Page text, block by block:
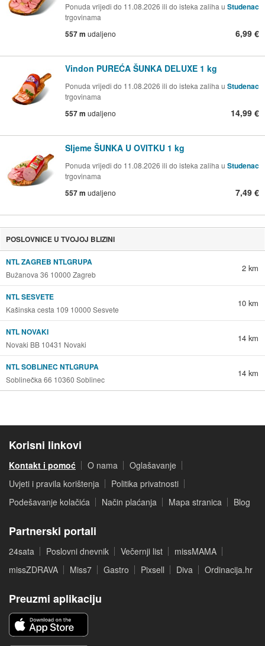
Ponuda vrijedi do 11.08.2026 ili do isteka zaliha u Studenac
trgovinama
557 m udaljeno 6,99 €
Vindon PUREĆA ŠUNKA DELUXE 1 kg
Ponuda vrijedi do 11.08.2026 ili do isteka zaliha u Studenac
trgovinama
557 m udaljeno 14,99 €
Sljeme ŠUNKA U OVITKU 1 kg
Ponuda vrijedi do 11.08.2026 ili do isteka zaliha u Studenac
trgovinama
557 m udaljeno 7,49 €
POSLOVNICE U TVOJOJ BLIZINI
NTL ZAGREB NTLGRUPA
Bužanova 36 10000 Zagreb
2 km
NTL SESVETE
Kašinska cesta 109 10000 Sesvete
10 km
NTL NOVAKI
Novaki BB 10431 Novaki
14 km
NTL SOBLINEC NTLGRUPA
Soblinečka 66 10360 Soblinec
14 km
Korisni linkovi
Kontakt i pomoć O nama
Oglašavanje
Uvjeti i pravila korištenja
Politika privatnosti
Podešavanje kolačića
Način plaćanja Mapa stranica Blog
Partnerski portali
24sata Poslovni dnevnik Večernji list
missMAMA
missZDRAVA
Miss7 Gastro Pixsell Diva Ordinacija.hr
Preuzmi aplikaciju